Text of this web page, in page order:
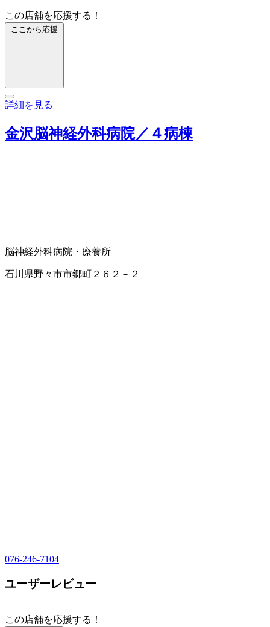
この店舗を応援する！
ここから応援
詳細を見る
金沢脳神経外科病院／４病棟
脳神経外科病院・療養所
石川県野々市市郷町２６２－２
076-246-7104
ユーザーレビュー
この店舗を応援する！